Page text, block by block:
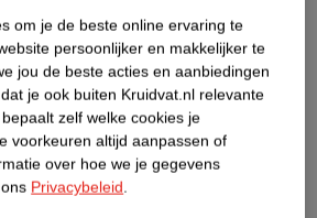
Dit product heeft (nog) geen Nature
Impact Score.
om je de beste online ervaring te
persoonlijker en makkelijker te
jou de beste acties en aanbiedingen
je ook buiten Kruidvat.nl relevante
zelf welke cookies je
voorkeuren altijd aanpassen of
over hoe we je gegevens
Privacybeleid.